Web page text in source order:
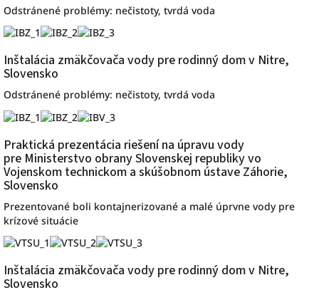
Odstránené problémy: nečistoty, tvrdá voda
Inštalácia zmäkčovača vody pre rodinný dom v Nitre,
Slovensko
Odstránené problémy: nečistoty, tvrdá voda
Praktická prezentácia riešení na úpravu vody
pre Ministerstvo obrany Slovenskej republiky vo
Vojenskom technickom a skúšobnom ústave Záhorie,
Slovensko
Prezentované boli kontajnerizované a malé úprvne vody pre
krízové situácie
Inštalácia zmäkčovača vody pre rodinný dom v Nitre,
Slovensko